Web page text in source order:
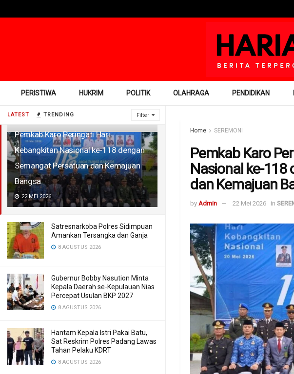
LATEST TRENDING Filter
Pemkab Karo Peringati Hari
Kebangkitan Nasional ke-118 dengan
Semangat Persatuan dan Kemajuan
Bangsa
22 MEI 2026
Satresnarkoba Polres Sidimpuan
Amankan Tersangka dan Ganja
8 AGUSTUS 2026
Gubernur Bobby Nasution Minta
Kepala Daerah se-Kepulauan Nias
Percepat Usulan BKP 2027
8 AGUSTUS 2026
Hantam Kepala Istri Pakai Batu,
Sat Reskrim Polres Padang Lawas
Tahan Pelaku KDRT
8 AGUSTUS 2026
PERISTIWA HUKRIM POLITIK OLAHRAGA PENDIDIKAN
Home SEREMONI
Pemkab Karo
Nasional ke-118
dan Kemajuan
by Admin 22 Mei 2026 in